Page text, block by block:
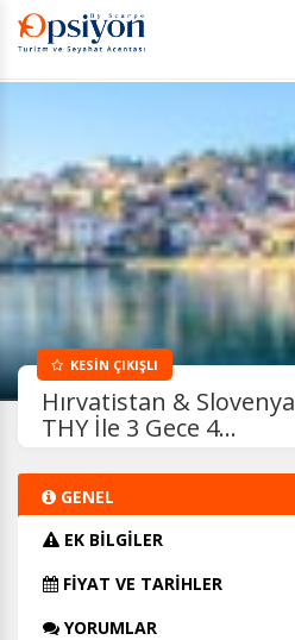
KESİN ÇIKIŞLI
Hırvatistan &
THY İle 3 Gece 4...
GENEL
EK BİLGİLER
FİYAT VE TARİHLER
YORUMLAR